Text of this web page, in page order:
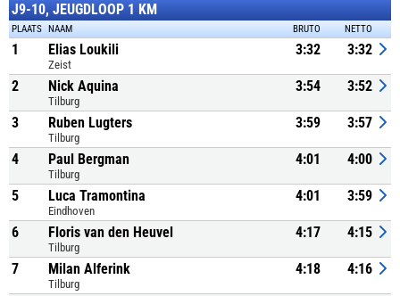
J9-10, JEUGDLOOP 1 KM
PLAATS NAAM BRUTO NETTO
1 Elias Loukili
Zeist
3:32 3:32
2 Nick Aquina
Tilburg
3:54 3:52
3 Ruben Lugters
Tilburg
3:59 3:57
4 Paul Bergman
Tilburg
4:01 4:00
5 Luca Tramontina
Eindhoven
4:01 3:59
6 Floris van den Heuvel
Tilburg
4:17 4:15
7 Milan Alferink
Tilburg
4:18 4:16